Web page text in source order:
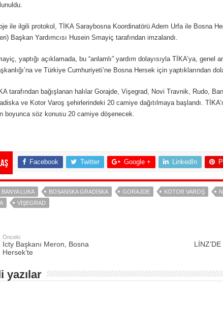
ile ilgili protokol, TİKA Saraybosna Koordinatörü Adem Urfa ile Bosna
Başkan Yardımcısı Husein Smayiç tarafından imzalandı.
yaptığı açıklamada, bu “anlamlı” yardım dolayısıyla TİKA’ya, genel
ve Türkiye Cumhuriyeti’ne Bosna Hersek için yaptıklarından
tarafından bağışlanan halılar Gorajde, Vişegrad, Novi Travnik, Rudo,
ve Kotor Varoş şehirlerindeki 20 camiye dağıtılmaya başlandı.
boyunca söz konusu 20 camiye döşenecek.
Facebook Twitter Google + LinkedIn
BANYA LUKA BOSANSKA GRADISKA GORAJDE KOTOR VAROŞ
VIŞEGRAD
Önceki
Icty Başkanı Meron, Bosna
Hersek’te
yazılar